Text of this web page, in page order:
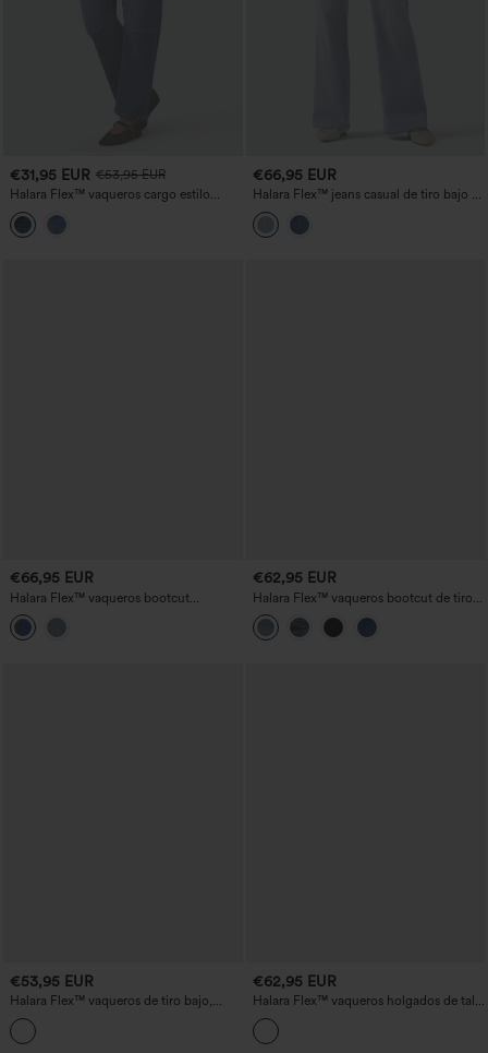
€31,95 EUR €53,95 EUR
Halara Flex™ vaqueros cargo estilo
barrel de tiro medio con bolsillos, lavado
y corte relajado
€66,95 EUR
Halara Flex™ jeans casual de tiro bajo y
pierna recta con bolsillos
€66,95 EUR
Halara Flex™ vaqueros bootcut
informales de tiro bajo con bolsillos
€62,95 EUR
Halara Flex™ vaqueros bootcut de tiro
bajo, lavados, de estilo casual, con
bolsillos.
€53,95 EUR
Halara Flex™ vaqueros de tiro bajo,
pernera ancha y corte relajado con
bolsillos
€62,95 EUR
Halara Flex™ vaqueros holgados de talle
alto y coloridos con bolsillos